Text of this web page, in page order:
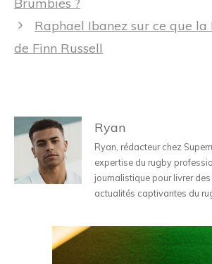
Raphael Ibanez sur ce que la
de Finn Russell
Ryan
Ryan, rédacteur chez
expertise du rugby
journalistique pour livrer
actualités captivantes du